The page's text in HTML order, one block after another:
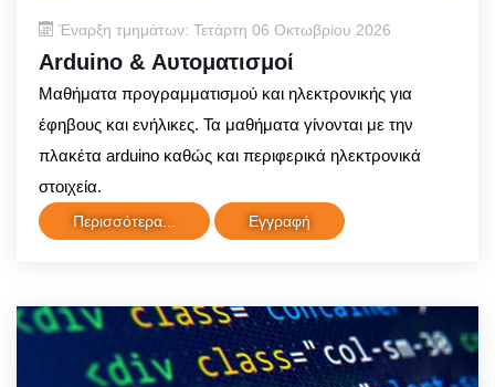
Έναρξη τμημάτων: Τετάρτη 06 Οκτωβρίου 2026
Arduino & Αυτοματισμοί
Μαθήματα προγραμματισμού και ηλεκτρονικής για
έφηβους και ενήλικες. Τα μαθήματα γίνονται με την
πλακέτα arduino καθώς και περιφερικά ηλεκτρονικά
στοιχεία.
Περισσότερα... Εγγραφή